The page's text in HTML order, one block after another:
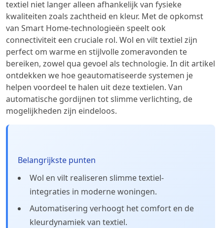
textiel niet langer alleen afhankelijk van fysieke
kwaliteiten zoals zachtheid en kleur. Met de opkomst
van Smart Home-technologieën speelt ook
connectiviteit een cruciale rol. Wol en vilt textiel zijn
perfect om warme en stijlvolle zomeravonden te
bereiken, zowel qua gevoel als technologie. In dit artikel
ontdekken we hoe geautomatiseerde systemen je
helpen voordeel te halen uit deze textielen. Van
automatische gordijnen tot slimme verlichting, de
mogelijkheden zijn eindeloos.
Belangrijkste punten
Wol en vilt realiseren slimme textiel-
integraties in moderne woningen.
Automatisering verhoogt het comfort en de
kleurdynamiek van textiel.